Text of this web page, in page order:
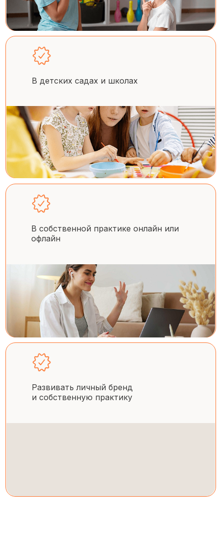
В детских садах и школах
Развивать личный бренд
и собственную практику
В собственной практике онлайн или
офлайн